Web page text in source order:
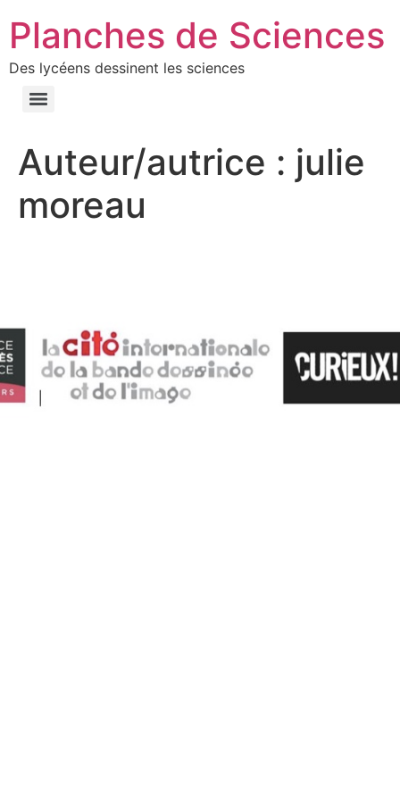
Planches de Sciences
Des lycéens dessinent les sciences
Auteur/autrice : julie
moreau